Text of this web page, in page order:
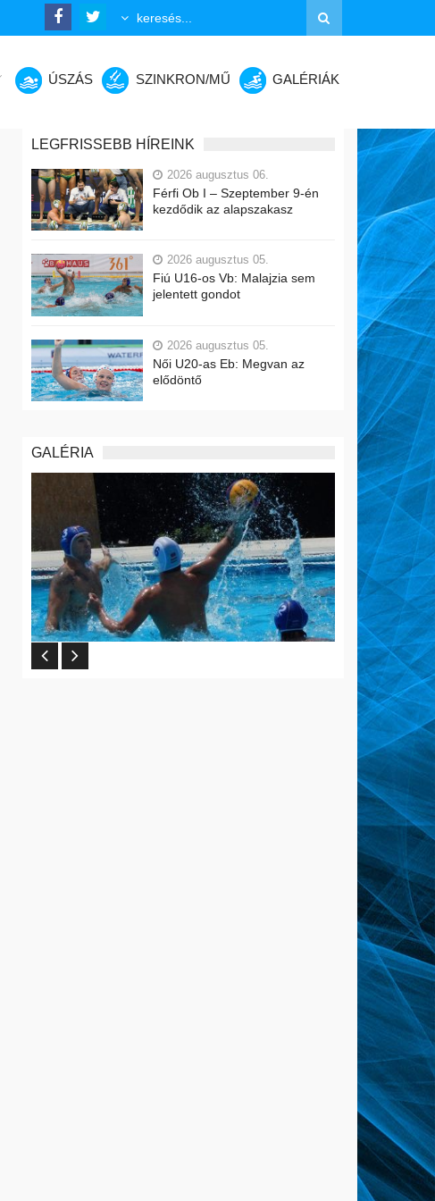
ÚSZÁS SZINKRON/MŰ GALÉRIÁK
LEGFRISSEBB HÍREINK
2026 augusztus 06.
Férfi Ob I – Szeptember 9-én
kezdődik az alapszakasz
2026 augusztus 05.
Fiú U16-os Vb: Malajzia sem
jelentett gondot
2026 augusztus 05.
Női U20-as Eb: Megvan az
elődöntő
GALÉRIA